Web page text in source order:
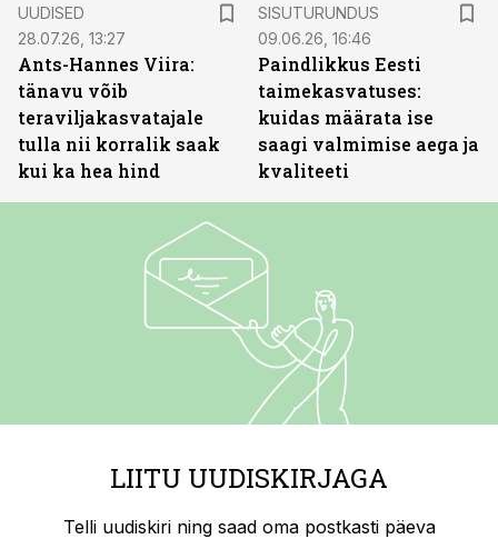
UUDISED
28.07.26, 13:27
Ants-Hannes Viira:
tänavu võib
teraviljakasvatajale
tulla nii korralik saak
kui ka hea hind
SISUTURUNDUS
09.06.26, 16:46
Paindlikkus Eesti
taimekasvatuses:
kuidas määrata ise
saagi valmimise aega ja
kvaliteeti
LIITU UUDISKIRJAGA
Telli uudiskiri ning saad oma postkasti päeva